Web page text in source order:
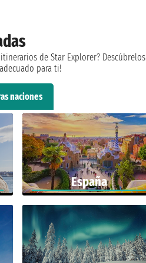
de Star Explorer? Descúbrelos
para ti!
naciones
España